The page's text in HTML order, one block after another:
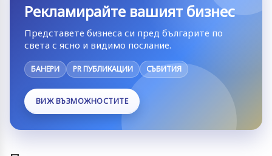
Рекламирайте вашият бизнес
Представете бизнеса си пред българите по
света с ясно и видимо послание.
БАНЕРИ PR ПУБЛИКАЦИИ СЪБИТИЯ
ВИЖ ВЪЗМОЖНОСТИТЕ